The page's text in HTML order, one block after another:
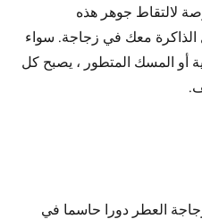
لالتقاط جوهر هذه
الذاكرة معك في زجاجة. سواء
أو المسك المتطور ، يصبح كل
العطر دورا حاسما في